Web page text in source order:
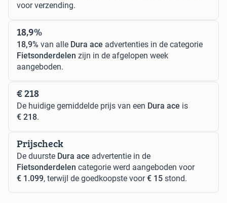
voor verzending.
18,9%
18,9% van alle Dura ace advertenties in de categorie
Fietsonderdelen zijn in de afgelopen week
aangeboden.
€ 218
De huidige gemiddelde prijs van een Dura ace is
€ 218.
Prijscheck
De duurste Dura ace advertentie in de
Fietsonderdelen categorie werd aangeboden voor
€ 1.099, terwijl de goedkoopste voor€ 15 stond.